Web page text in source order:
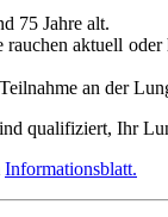
75 Jahre alt.
rauchen aktuell
an der
qualifiziert, Ihr
Informationsblatt.